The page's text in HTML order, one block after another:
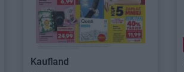
Kaufland